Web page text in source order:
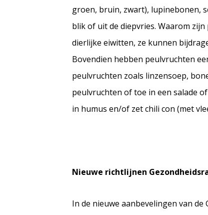
groen, bruin, zwart), lupinebonen,
blik of uit de diepvries. Waarom
dierlijke eiwitten, ze kunnen
Bovendien hebben peulvruchten
peulvruchten zoals linzensoep,
peulvruchten of toe in een salade
in humus en/of zet chili con (met
Nieuwe richtlijnen
In de nieuwe aanbevelingen van